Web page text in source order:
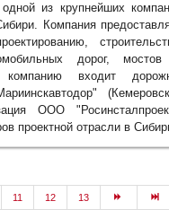
из крупнейших
Компания
дорог,
входит
ООО
проектной отрасли в
11 12 13